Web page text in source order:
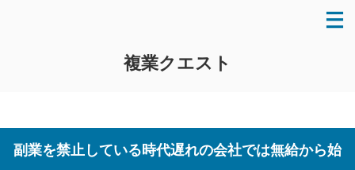
複業クエスト
副業を禁止している時代遅れの会社では無給から始